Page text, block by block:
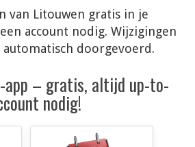
van Litouwen gratis in je
account nodig. Wijzigingen
doorgevoerd.
app – gratis, altijd up-to-
nodig!